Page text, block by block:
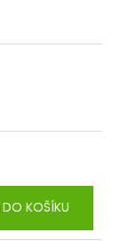
DO KOŠÍKU